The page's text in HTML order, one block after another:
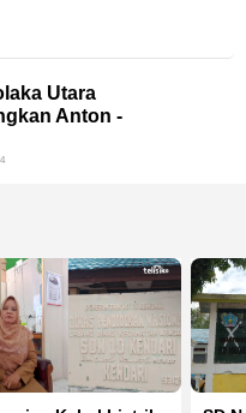
Utara
Anton -